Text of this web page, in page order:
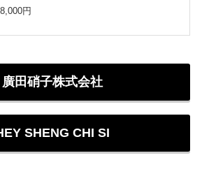
円
田硝子株式会社
SHENG CHI SI